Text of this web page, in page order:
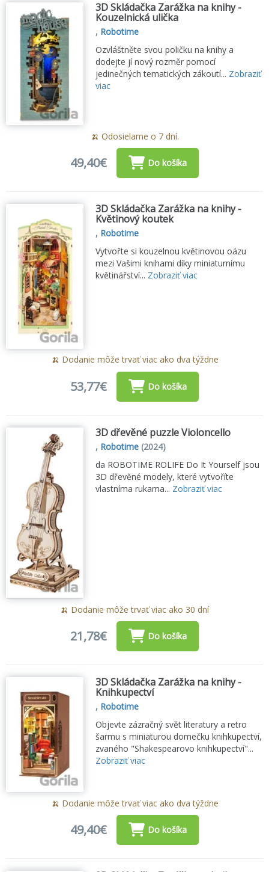
3D Skládačka Zarážka na knihy -
Kouzelnická ulička
, Robotime
Ozvláštněte svou poličku na knihy a
dodejte jí nový rozměr pomocí
jedinečných tematických zákoutí... Zobraziť
viac
🍌 Odosielame o 7 dní.
49,40€ Do košíka
3D Skládačka Zarážka na knihy -
Květinový koutek
, Robotime
Vytvořte si kouzelnou květinovou oázu
mezi Vašimi knihami díky miniaturnímu
květinářství... Zobraziť viac
🍌 Dodanie môže trvať viac ako dva týždne
53,77€ Do košíka
3D dřevěné puzzle Violoncello
, Robotime (2024)
da ROBOTIME ROLIFE Do It Yourself jsou
3D dřevěné modely, které vytvoříte
vlastníma rukama... Zobraziť viac
🍌 Dodanie môže trvať viac ako 30 dní
21,78€ Do košíka
3D Skládačka Zarážka na knihy -
Knihkupectví
, Robotime
Objevte zázračný svět literatury a retro
šarmu s miniaturou domečku knihkupectví,
zvaného "Shakespearovo knihkupectví"...
Zobraziť viac
🍌 Dodanie môže trvať viac ako dva týždne
49,40€ Do košíka